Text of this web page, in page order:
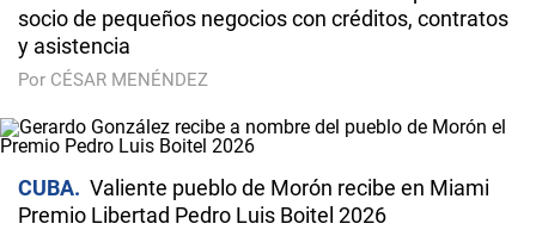
socio de pequeños negocios con créditos, contratos
y asistencia
Por CÉSAR MENÉNDEZ
CUBA
Valiente pueblo de Morón recibe en Miami
Premio Libertad Pedro Luis Boitel 2026